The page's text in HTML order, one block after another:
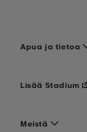
Apua ja tietoa
Meistä
Lisää Stadium